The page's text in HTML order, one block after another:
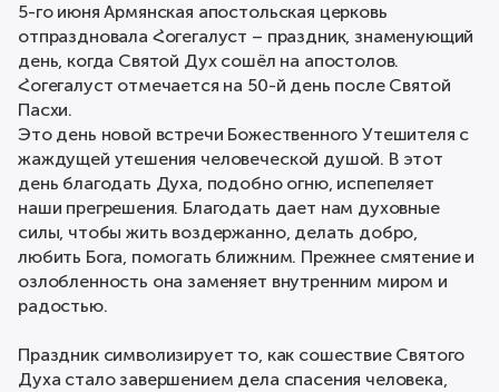
5-го июня Армянская апостольская церковь
отпраздновала Հогегалуст – праздник, знаменующий
день, когда Святой Дух сошёл на апостолов.
Հогегалуст отмечается на 50-й день после Святой
Пасхи.
Это день новой встречи Божественного Утешителя с
жаждущей утешения человеческой душой. В этот
день благодать Духа, подобно огню, испепеляет
наши прегрешения. Благодать дает нам духовные
силы, чтобы жить воздержанно, делать добро,
любить Бога, помогать ближним. Прежнее смятение и
озлобленность она заменяет внутренним миром и
радостью.
Праздник символизирует то, как сошествие Святого
Духа стало завершением дела спасения человека,